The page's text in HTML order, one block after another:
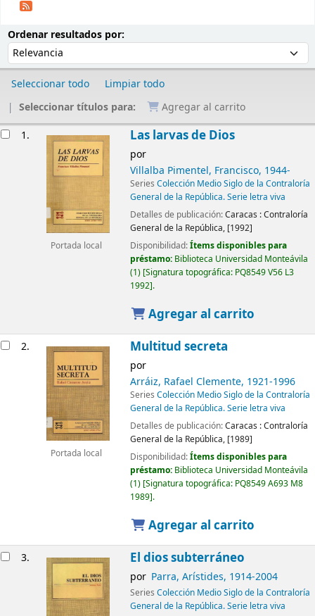
Ordenar resultados por:
Seleccionar todo
Limpiar todo
Seleccionar títulos para:
Agregar al carrito
1.
Portada local
Las larvas de Dios
por
Villalba Pimentel, Francisco, 1944-
Series Colección Medio Siglo de la Contraloría
General de la República. Serie letra viva
Detalles de publicación:Caracas :Contraloría
General de la República, [1992]
Disponibilidad:Ítems disponibles para
préstamo: Biblioteca Universidad Monteávila
(1) Signatura topográfica: PQ8549 V56 L3
1992 .
Agregar al carrito
2.
Portada local
Multitud secreta
por
Arráiz, Rafael Clemente, 1921-1996
Series Colección Medio Siglo de la Contraloría
General de la República. Serie letra viva
Detalles de publicación:Caracas :Contraloría
General de la República, [1989]
Disponibilidad:Ítems disponibles para
préstamo: Biblioteca Universidad Monteávila
(1) Signatura topográfica: PQ8549 A693 M8
1989 .
Agregar al carrito
3. El dios subterráneo
por Parra, Arístides, 1914-2004
Series Colección Medio Siglo de la Contraloría
General de la República. Serie letra viva